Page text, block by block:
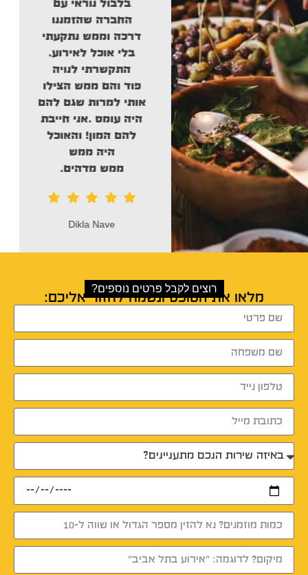
מפרגנת לאחד והיחיד
דניאל מנויה סושי
קייטרינגשהפגיז
בסושי ברמה אחרת,
העונג כולו שלי,
חושבים על סושי
תחשבו על דניאל.
סימה נהון
בלבול נוראי עם
החברה שהזמננו
דרכה וממש נתקעתי
בלי אוכל לאירוע.
התקשרתי לנויה
פוד והם ממש הצילו
אותילמרות שגם להם
היה עומס .אני חייבת
להם המון! והאוכל
היה ממש
ממש מדהים.
Dikla Nave
רוצים לקבל פרטים נוספים?
מלאו את הטופס ונשמח לחזור אליכם: